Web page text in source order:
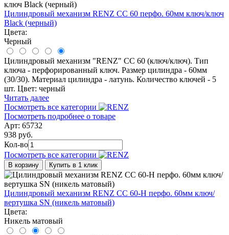
Цилиндровый механизм RENZ CС 60 перфо. 60мм ключ/ключ
Black (черный)
Цвета:
Черный
Цилиндровый механизм "RENZ" CC 60 (ключ/ключ). Тип
ключа - перфорированный ключ. Размер цилиндра - 60мм
(30/30). Материал цилиндра - латунь. Количество ключей - 5
шт. Цвет: черный
Читать далее
Посмотреть все категории
Посмотреть подробнее о товаре
Арт: 65732
938 руб.
Кол-во
Посмотреть все категории
В корзину Купить в 1 клик
Цилиндровый механизм RENZ CС 60-Н перфо. 60мм ключ/
вертушка SN (никель матовый)
Цвета:
Никель матовый